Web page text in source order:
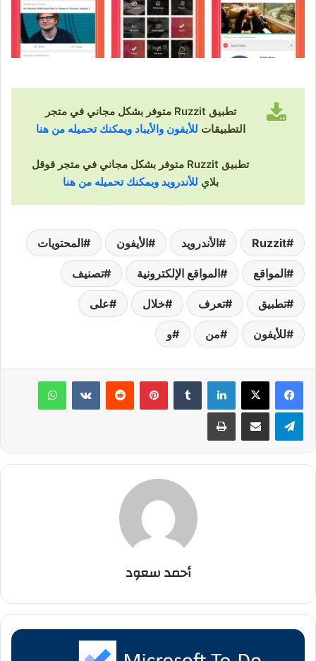
تطبيق Ruzzit متوفر بشكل مجاني في متجر
التطبيقات للأيفون والأيباد ويمكنك تحميله من هنا
تطبيق Ruzzit متوفر بشكل مجاني في متجر قوقل
بلاي للأندرويد ويمكنك تحميله من هنا
Ruzzit الأندرويد الأيفون المحتويات
المواقع المواقع الإلكترونية تصنيف
تطبيق تعرف خلال على
للأيفون من و
لينكدإن بينتيريست
أحمد سعود
م